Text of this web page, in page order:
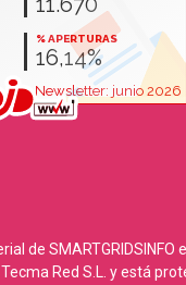
de SMARTGRIDSINFO
Red S.L. y está